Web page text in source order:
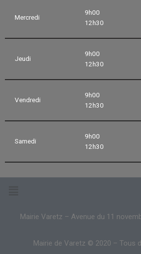
Mercredi
9h00
12h30
Jeudi
9h00
12h30
Vendredi
9h00
12h30
Samedi
9h00
12h30
Mairie Varetz – Avenue du 11
Mairie de Varetz © 2020 – Tous